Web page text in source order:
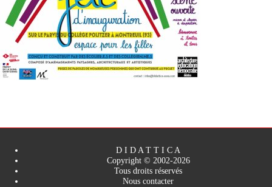
D I D A T T I C A
Copyright © 2002-2026
Tous droits réservés
Nous contacter